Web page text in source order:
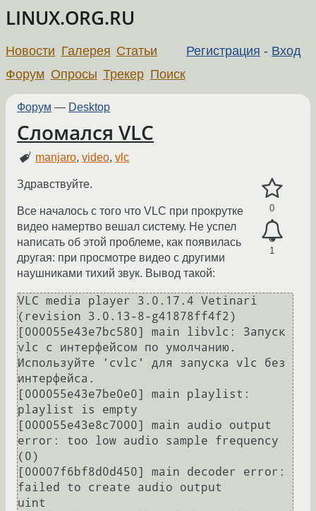
LINUX.ORG.RU
Регистрация - Вход
Новости Галерея Статьи
Форум Опросы Трекер Поиск
Форум — Desktop
Сломался VLC
manjaro,video,vlc
0
1
Здравствуйте.
Все началось с того что VLC при прокрутке
видео намертво вешал систему. Не успел
написать об этой проблеме, как появилась
другая: при просмотре видео с другими
наушниками тихий звук. Вывод такой:
VLC media player 3.0.17.4 Vetinari
(revision 3.0.13-8-g41878ff4f2)
[000055e43e7bc580] main libvlc: Запуск
vlc с интерфейсом по умолчанию.
Используйте 'cvlc' для запуска vlc без
интерфейса.
[000055e43e7be0e0] main playlist:
playlist is empty
[000055e43e8c7000] main audio output
error: too low audio sample frequency
(0)
[00007f6bf8d0d450] main decoder error:
failed to create audio output
uint